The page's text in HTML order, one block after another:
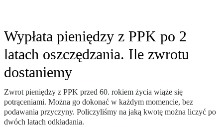
Wypłata pieniędzy z PPK po 2
latach oszczędzania. Ile zwrotu
dostaniemy
Zwrot pieniędzy z PPK przed 60. rokiem życia wiąże się
potrąceniami. Można go dokonać w każdym momencie, bez
podawania przyczyny. Policzyliśmy na jaką kwotę można liczyć po
dwóch latach odkładania.